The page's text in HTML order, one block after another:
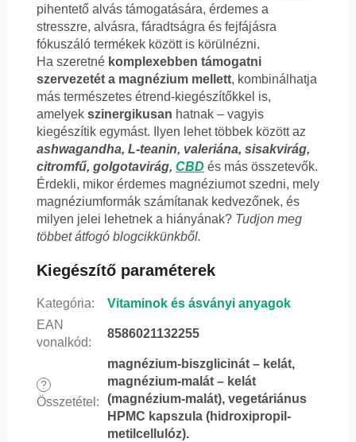
pihentető alvás támogatására, érdemes a
stresszre, alvásra, fáradtságra és fejfájásra
fókuszáló termékek között is körülnézni.
Ha szeretné komplexebben támogatni
szervezetét a magnézium mellett, kombinálhatja
más természetes étrend-kiegészítőkkel is,
amelyek szinergikusan hatnak – vagyis
kiegészítik egymást. Ilyen lehet többek között az
ashwagandha, L-teanin, valeriána, sisakvirág,
citromfű, golgotavirág, CBD és más összetevők.
Érdekli, mikor érdemes magnéziumot szedni, mely
magnéziumformák számítanak kedvezőnek, és
milyen jelei lehetnek a hiányának? Tudjon meg
többet átfogó blogcikkünkből.
Kiegészítő paraméterek
Kategória:
Vitaminok és ásványi anyagok
EAN
vonalkód:
8586021132255
?
Összetétel :
magnézium-biszglicinát – kelát,
magnézium-malát – kelát
(magnézium-malát), vegetáriánus
HPMC kapszula (hidroxipropil-
metilcellulóz).